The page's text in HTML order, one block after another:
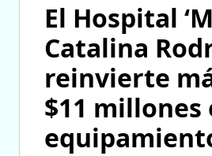
El Hospital
Catalina
reinvierte
$11 millones